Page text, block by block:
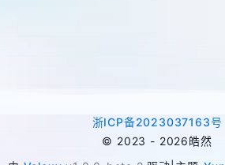
浙ICP备2023037163号
© 2023 - 2026皓然